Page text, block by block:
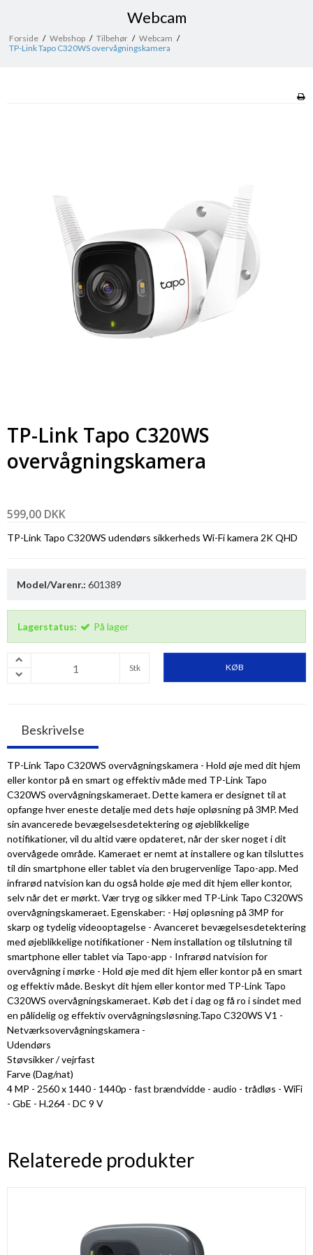
Webcam
Forside / Webshop / Tilbehør / Webcam /
TP-Link Tapo C320WS overvågningskamera
TP-Link Tapo C320WS
overvågningskamera
599,00 DKK
TP-Link Tapo C320WS udendørs sikkerheds Wi-Fi kamera 2K QHD
Model/Varenr.: 601389
Lagerstatus: På lager
Stk KØB
Beskrivelse
TP-Link Tapo C320WS overvågningskamera - Hold øje med dit hjem
eller kontor på en smart og effektiv måde med TP-Link Tapo
C320WS overvågningskameraet. Dette kamera er designet til at
opfange hver eneste detalje med dets høje opløsning på 3MP. Med
sin avancerede bevægelsesdetektering og øjeblikkelige
notifikationer, vil du altid være opdateret, når der sker noget i dit
overvågede område. Kameraet er nemt at installere og kan tilsluttes
til din smartphone eller tablet via den brugervenlige Tapo-app. Med
infrarød natvision kan du også holde øje med dit hjem eller kontor,
selv når det er mørkt. Vær tryg og sikker med TP-Link Tapo C320WS
overvågningskameraet. Egenskaber: - Høj opløsning på 3MP for
skarp og tydelig videooptagelse - Avanceret bevægelsesdetektering
med øjeblikkelige notifikationer - Nem installation og tilslutning til
smartphone eller tablet via Tapo-app - Infrarød natvision for
overvågning i mørke - Hold øje med dit hjem eller kontor på en smart
og effektiv måde. Beskyt dit hjem eller kontor med TP-Link Tapo
C320WS overvågningskameraet. Køb det i dag og få ro i sindet med
en pålidelig og effektiv overvågningsløsning.Tapo C320WS V1 -
Netværksovervågningskamera -
Udendørs
Støvsikker / vejrfast
Farve (Dag/nat)
4 MP - 2560 x 1440 - 1440p - fast brændvidde - audio - trådløs - WiFi
- GbE - H.264 - DC 9 V
Relaterede produkter